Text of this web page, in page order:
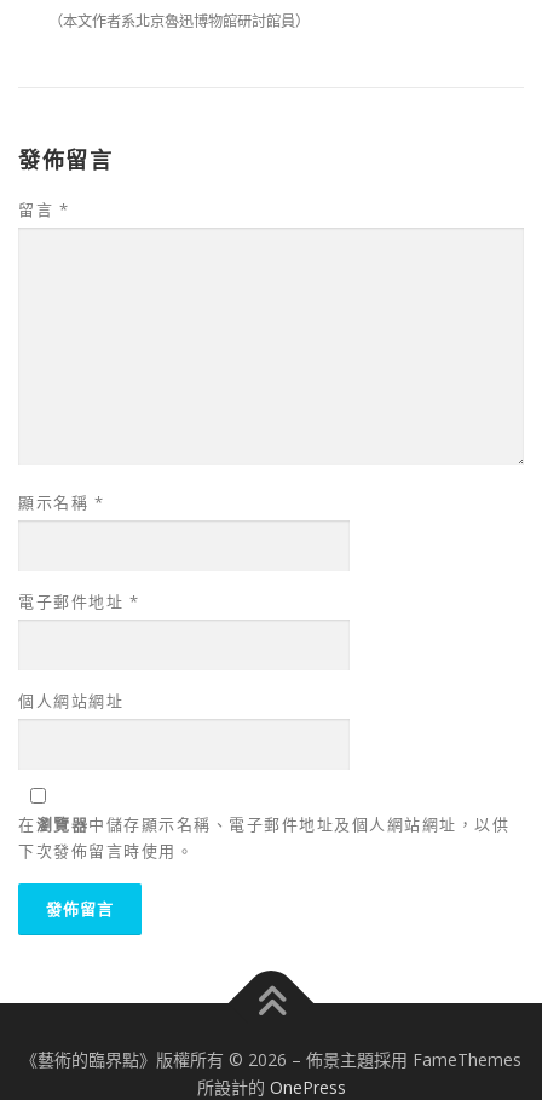
（本文作者系北京魯迅博物館研討館員）
發佈留言
留言 *
顯示名稱 *
電子郵件地址 *
個人網站網址
在瀏覽器中儲存顯示名稱、電子郵件地址及個人網站網址，以供
下次發佈留言時使用。
《藝術的臨界點》版權所有 © 2026 – 佈景主題採用 FameThemes
所設計的 OnePress